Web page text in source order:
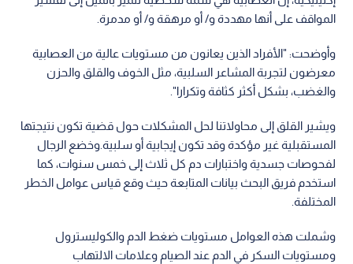
المواقف على أنها مهددة و/ أو مرهقة و/ أو مدمرة.
وأوضحت: "الأفراد الذين يعانون من مستويات عالية من العصابية
معرضون لتجربة المشاعر السلبية، مثل الخوف والقلق والحزن
والغضب، بشكل أكثر كثافة وتكرارا".
ويشير القلق إلى محاولاتنا لحل المشكلات حول قضية تكون نتيجتها
المستقبلية غير مؤكدة وقد تكون إيجابية أو سلبية.وخضع الرجال
لفحوصات جسدية واختبارات دم كل ثلاث إلى خمس سنوات، كما
استخدم فريق البحث بيانات المتابعة حيث وقع قياس عوامل الخطر
المختلفة.
وشملت هذه العوامل مستويات ضغط الدم والكوليسترول
ومستويات السكر في الدم عند الصيام وعلامات الالتهاب